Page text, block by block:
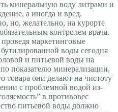
минеральную воду литрами и
а иногда и вред.
но, желательно, на курорте
контролем врача.
маркетинговые
воды сегодня
и питьевой воды на
показателю минерализации,
товара они делают на чистоту
с проблемной водой из-
в противовес
питьевой воды должно